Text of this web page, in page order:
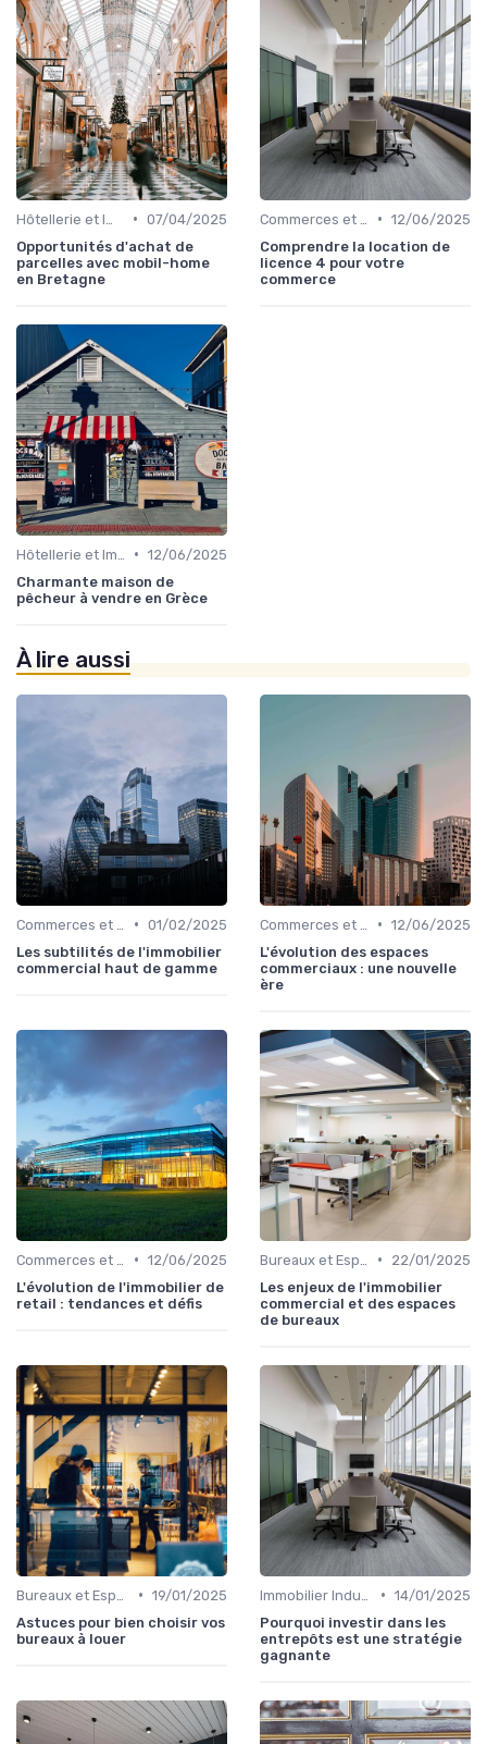
• 07/04/2025
Opportunités d'achat de
parcelles avec mobil-home
en Bretagne
• 12/06/2025
Comprendre la location de
licence 4 pour votre
commerce
• 12/06/2025
Charmante maison de
pêcheur à vendre en Grèce
À lire aussi
• 01/02/2025
Les subtilités de l'immobilier
commercial haut de gamme
• 12/06/2025
L'évolution des espaces
commerciaux : une nouvelle
ère
• 12/06/2025
L'évolution de l'immobilier de
retail : tendances et défis
•
22/01/2025
Les enjeux de l'immobilier
commercial et des espaces
de bureaux
• 19/01/2025
Astuces pour bien choisir vos
bureaux à louer
• 14/01/2025
Pourquoi investir dans les
entrepôts est une stratégie
gagnante